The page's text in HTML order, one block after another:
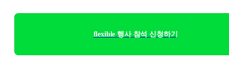
flexible 행사 참석 신청하기